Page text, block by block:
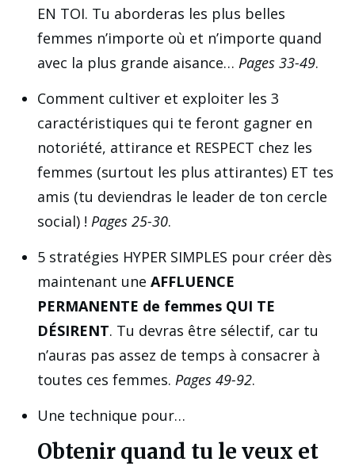
EN TOI. Tu aborderas les plus belles
femmes n’importe où et n’importe quand
avec la plus grande aisance… Pages 33-49.
Comment cultiver et exploiter les 3
caractéristiques qui te feront gagner en
notoriété, attirance et RESPECT chez les
femmes (surtout les plus attirantes) ET tes
amis (tu deviendras le leader de ton cercle
social) ! Pages 25-30.
5 stratégies HYPER SIMPLES pour créer dès
maintenant une AFFLUENCE
PERMANENTE de femmes QUI TE
DÉSIRENT. Tu devras être sélectif, car tu
n’auras pas assez de temps à consacrer à
toutes ces femmes. Pages 49-92.
Une technique pour…
Obtenir quand tu le veux et